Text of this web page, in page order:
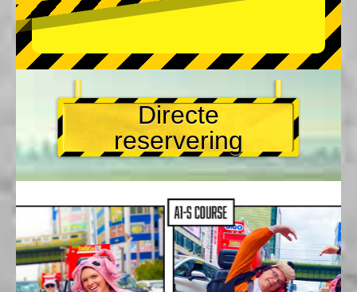
Directe
reservering